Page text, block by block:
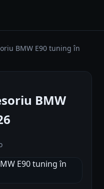
BMW E90 tuning în
BMW